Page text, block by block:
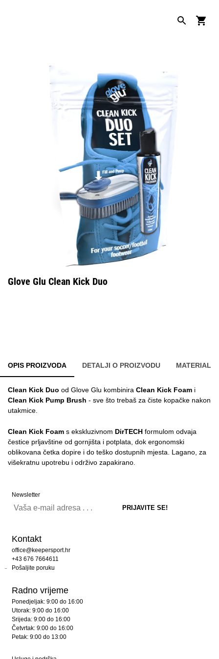
Glove Glu Clean Kick Duo
OPIS PROIZVODA DETALJI O PROIZVODU MATERIAL
Clean Kick Duo od Glove Glu kombinira Clean Kick Foam i
Clean Kick Pump Brush - sve što trebaš za čiste kopačke nakon
utakmice.
Clean Kick Foam s ekskluzivnom DirTECH formulom odvaja
čestice prljavštine od gornjišta i potplata, dok ergonomski
oblikovana četka dopire i do teško dostupnih mjesta. Lagano, za
višekratnu upotrebu i održivo zapakirano.
Newsletter
Kontakt
office@keepersport.hr
+43 676 7664611
Pošaljite poruku
Radno vrijeme
Ponedjeljak: 9:00 do 16:00
Utorak: 9:00 do 16:00
Srijeda: 9:00 do 16:00
Četvrtak: 9:00 do 16:00
Petak: 9:00 do 13:00